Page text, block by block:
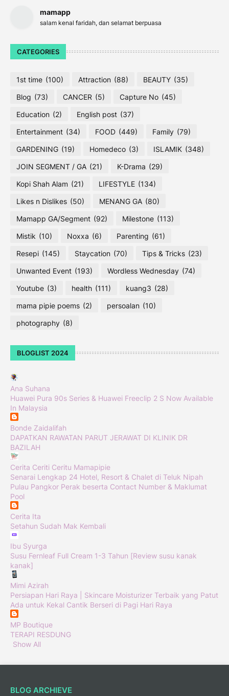
mamapp
salam kenal faridah, dan selamat berpuasa
CATEGORIES
1st time (100) Attraction (88) BEAUTY (35)
Blog (73) CANCER (5) Capture No (45)
Education (2) English post (37)
Entertainment (34) FOOD (449) Family (79)
GARDENING (19) Homedeco (3) ISLAMIK (348)
JOIN SEGMENT / GA (21) K-Drama (29)
Kopi Shah Alam (21) LIFESTYLE (134)
Likes n Dislikes (50) MENANG GA (80)
Mamapp GA/Segment (92) Milestone (113)
Mistik (10) Noxxa (6) Parenting (61)
Resepi (145) Staycation (70) Tips & Tricks (23)
Unwanted Event (193) Wordless Wednesday (74)
Youtube (3) health (111) kuang3 (28)
mama pipie poems (2) persoalan (10)
photography (8)
BLOGLIST 2024
Ana Suhana
Huawei Pura 90s Series & Huawei Freeclip 2 S Now Available
In Malaysia
Bonde Zaidalifah
DAPATKAN RAWATAN PARUT JERAWAT DI KLINIK DR
BAZILAH
Cerita Ceriti Ceritu Mamapipie
Senarai Lengkap 24 Hotel, Resort & Chalet di Teluk Nipah
Pulau Pangkor Perak beserta Contact Number & Maklumat
Pool
Cerita Ita
Setahun Sudah Mak Kembali
Ibu Syurga
Susu Fernleaf Full Cream 1-3 Tahun [Review susu kanak
kanak]
Mimi Azirah
Persiapan Hari Raya | Skincare Moisturizer Terbaik yang Patut
Ada untuk Kekal Cantik Berseri di Pagi Hari Raya
MP Boutique
TERAPI RESDUNG
Show All
BLOG ARCHIEVE